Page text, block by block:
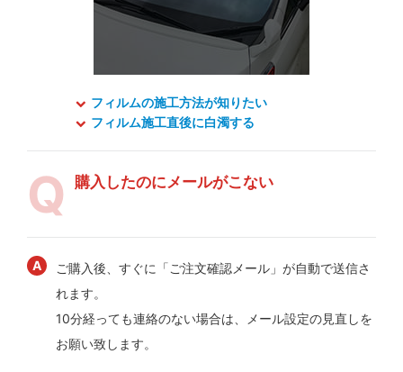
フィルムの施工方法が知りたい
フィルム施工直後に白濁する
購入したのにメールがこない
ご購入後、すぐに「ご注文確認メール」が自動で送信さ
れます。
10分経っても連絡のない場合は、メール設定の見直しを
お願い致します。